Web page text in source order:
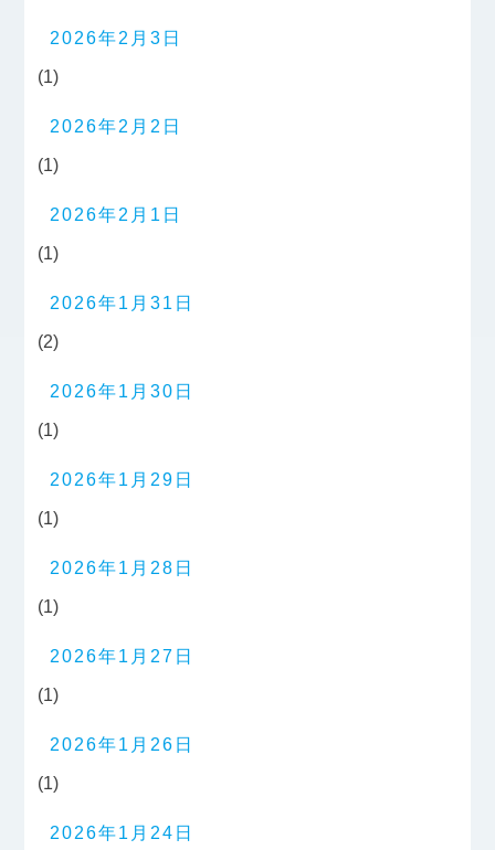
2026年2月3日
(1)
2026年2月2日
(1)
2026年2月1日
(1)
2026年1月31日
(2)
2026年1月30日
(1)
2026年1月29日
(1)
2026年1月28日
(1)
2026年1月27日
(1)
2026年1月26日
(1)
2026年1月24日